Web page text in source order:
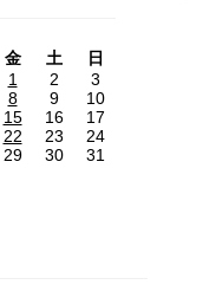
金 土
日
1
2
3
8 9
10
15 16
17
22 23
24
29 30
31